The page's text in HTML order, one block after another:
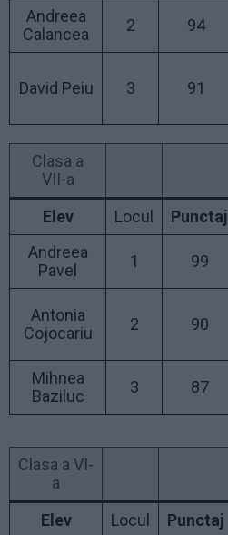
Andreea
Calancea
2 94
David Peiu 3 91
Clasa a
VII-a
Elev
Locul Punctaj
Andreea
Pavel
1 99
Antonia
Cojocariu
2 90
Mihnea
Baziluc
3 87
Clasa a VI-
a
Elev
Locul Punctaj